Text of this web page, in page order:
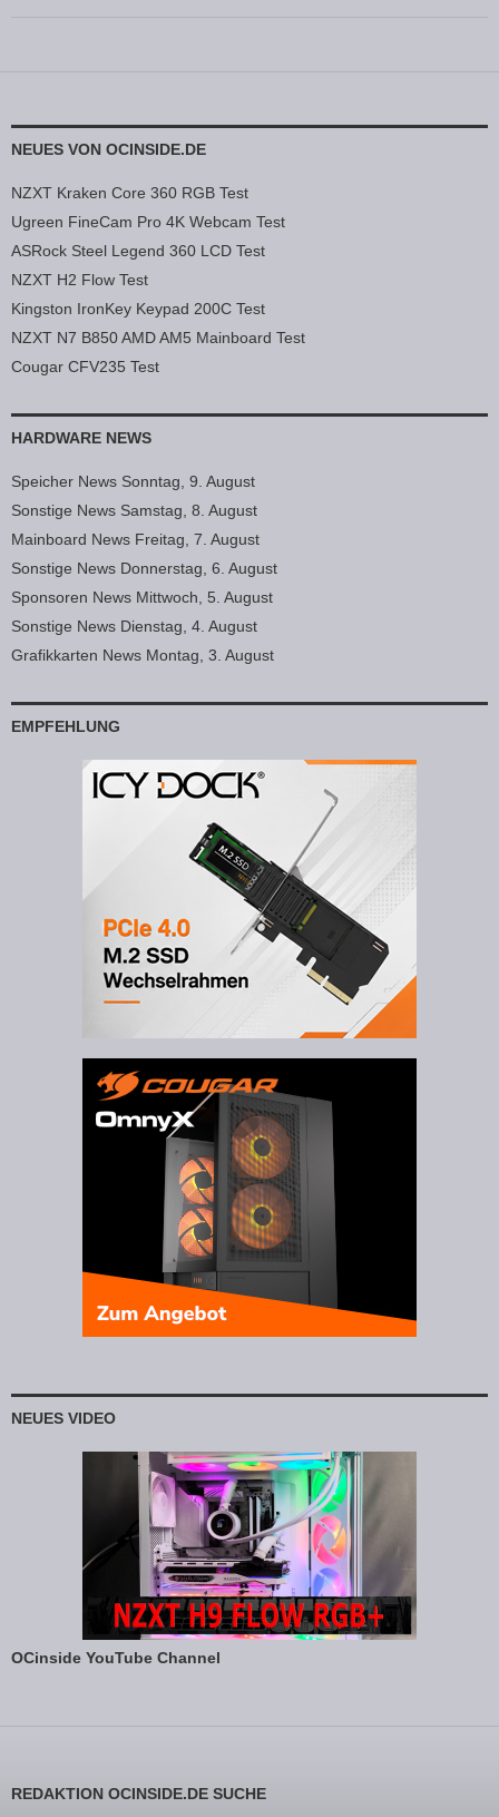
NEUES VON OCINSIDE.DE
NZXT Kraken Core 360 RGB Test
Ugreen FineCam Pro 4K Webcam Test
ASRock Steel Legend 360 LCD Test
NZXT H2 Flow Test
Kingston IronKey Keypad 200C Test
NZXT N7 B850 AMD AM5 Mainboard Test
Cougar CFV235 Test
HARDWARE NEWS
Speicher News Sonntag, 9. August
Sonstige News Samstag, 8. August
Mainboard News Freitag, 7. August
Sonstige News Donnerstag, 6. August
Sponsoren News Mittwoch, 5. August
Sonstige News Dienstag, 4. August
Grafikkarten News Montag, 3. August
EMPFEHLUNG
NEUES VIDEO
OCinside YouTube Channel
REDAKTION OCINSIDE.DE SUCHE